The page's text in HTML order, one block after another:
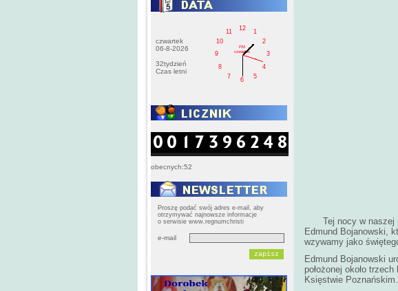
czwartek
06-8-2026
32tydzień
Czas letni
1
2
3
4
5
6
7
8
9
10
11
12
PM
czwartek
obecnych:52
Proszę podać swój adres e-mail, aby
otrzymywać najnowsze informacje
o serwisie www.regnumchristi
e-mail
Tej nocy w naszej
Edmund Bojanowski,
wzywamy jako
Edmund Bojanowski
położonej około
Księstwie Poznańskim.